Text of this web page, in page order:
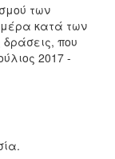
των
κατά των
δράσεις, που
2017 -